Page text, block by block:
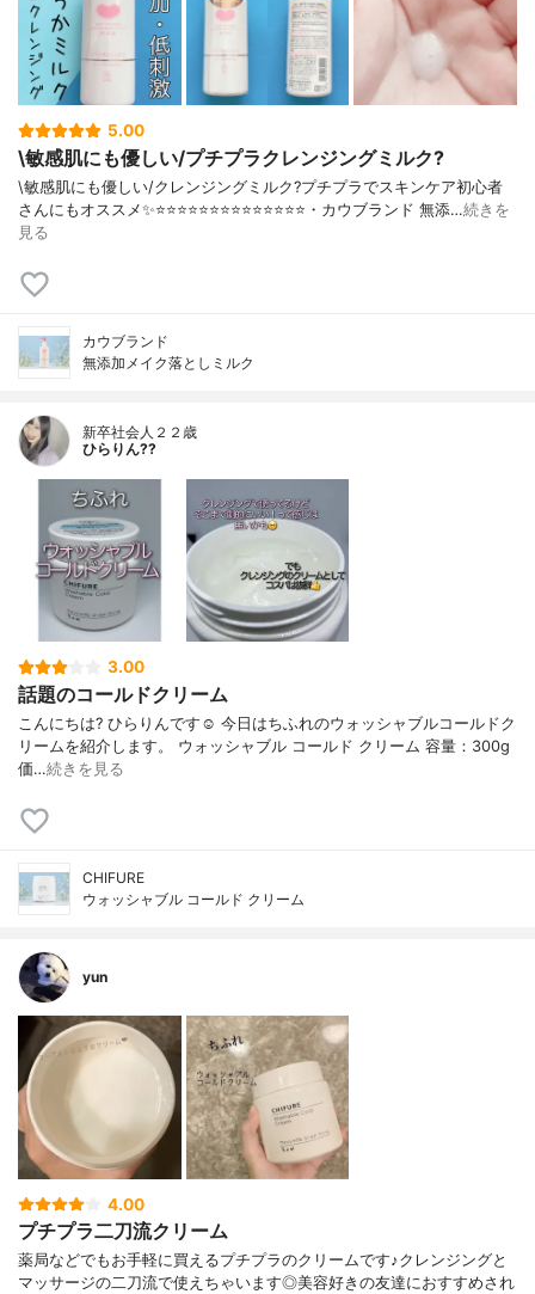
5.00
\敏感肌にも優しい/プチプラクレンジングミルク?
\敏感肌にも優しい/クレンジングミルク?プチプラでスキンケア初心者
さんにもオススメ✨⭐️⭐️⭐️⭐️⭐️⭐️⭐️⭐️⭐️⭐️⭐️⭐️⭐️⭐️・カウブランド 無添…続きを
見る
カウブランド
無添加メイク落としミルク
新卒社会人２２歳
ひらりん??
3.00
話題のコールドクリーム
こんにちは? ひらりんです☺️ 今日はちふれのウォッシャブルコールドク
リームを紹介します。 ウォッシャブル コールド クリーム 容量：300g
価…続きを見る
CHIFURE
ウォッシャブル コールド クリーム
yun
4.00
プチプラ二刀流クリーム
薬局などでもお手軽に買えるプチプラのクリームです♪クレンジングと
マッサージの二刀流で使えちゃいます◎美容好きの友達におすすめされ